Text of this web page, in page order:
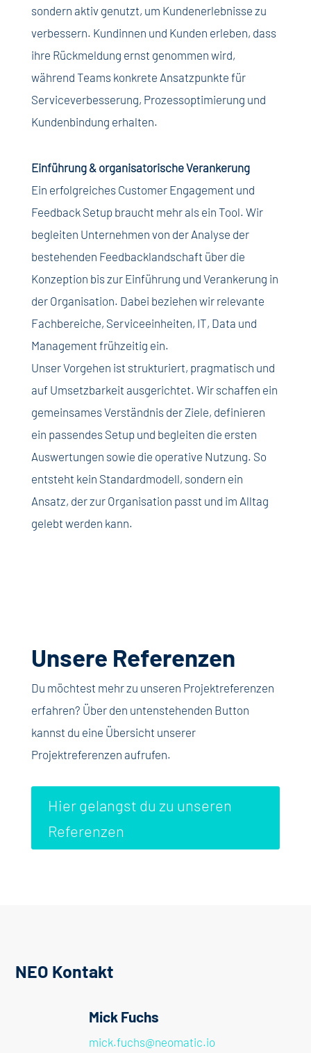
sondern aktiv genutzt, um Kundenerlebnisse zu
verbessern. Kundinnen und Kunden erleben, dass
ihre Rückmeldung ernst genommen wird,
während Teams konkrete Ansatzpunkte für
Serviceverbesserung, Prozessoptimierung und
Kundenbindung erhalten.
Einführung & organisatorische Verankerung
Ein erfolgreiches Customer Engagement und
Feedback Setup braucht mehr als ein Tool. Wir
begleiten Unternehmen von der Analyse der
bestehenden Feedbacklandschaft über die
Konzeption bis zur Einführung und Verankerung in
der Organisation. Dabei beziehen wir relevante
Fachbereiche, Serviceeinheiten, IT, Data und
Management frühzeitig ein.
Unser Vorgehen ist strukturiert, pragmatisch und
auf Umsetzbarkeit ausgerichtet. Wir schaffen ein
gemeinsames Verständnis der Ziele, definieren
ein passendes Setup und begleiten die ersten
Auswertungen sowie die operative Nutzung. So
entsteht kein Standardmodell, sondern ein
Ansatz, der zur Organisation passt und im Alltag
gelebt werden kann.
Unsere Referenzen
Du möchtest mehr zu unseren Projektreferenzen
erfahren? Über den untenstehenden Button
kannst du eine Übersicht unserer
Projektreferenzen aufrufen.
Hier gelangst du zu unseren
Referenzen
NEO Kontakt
Mick Fuchs
mick.fuchs@neomatic.io